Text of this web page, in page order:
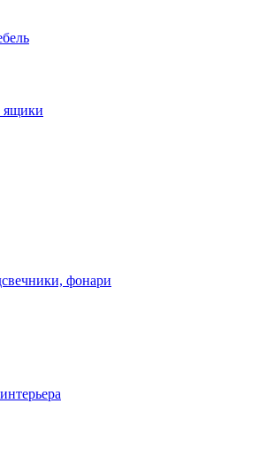
ящики
фонари